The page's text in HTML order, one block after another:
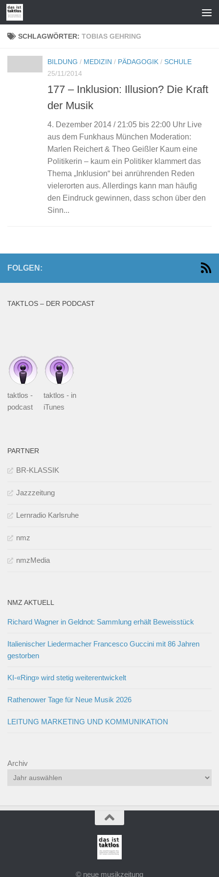
Zum Inhalt springen
SCHLAGWÖRTER: TOBIAS GEHRING
BILDUNG / MEDIZIN / PÄDAGOGIK / SCHULE
25/11/2014
177 – Inklusion: Illusion? Die Kraft
der Musik
4. Dezember 2014 / 21:05 bis 22:00 Uhr Live
aus dem Funkhaus München Moderation:
Marlen Reichert & Theo Geißler Kaum eine
Politikerin – kaum ein Politiker klammert das
Thema „Inklusion“ bei anrührenden Reden
vielerorten aus. Allerdings kann man häufig
den Eindruck gewinnen, dass schon über den
Sinn...
FOLGEN:
TAKTLOS – DER PODCAST
taktlos -
podcast
taktlos - in
iTunes
PARTNER
BR-KLASSIK
Jazzzeitung
Lernradio Karlsruhe
nmz
nmzMedia
NMZ AKTUELL
Richard Wagner in Geldnot: Sammlung erhält Beweisstück
Italienischer Liedermacher Francesco Guccini mit 86 Jahren
gestorben
KI-«Ring» wird stetig weiterentwickelt
Rathenower Tage für Neue Musik 2026
LEITUNG MARKETING UND KOMMUNIKATION
Archiv
© neue musikzeitung